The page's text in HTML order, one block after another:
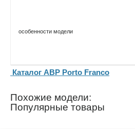
особенности модели
Каталог АВР Porto Franco
Похожие модели:
Популярные товары